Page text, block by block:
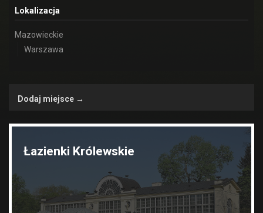
Lokalizacja
Mazowieckie
Warszawa
Dodaj miejsce →
Łazienki Królewskie